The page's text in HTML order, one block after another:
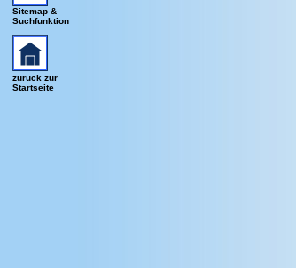
Sitemap &
Suchfunktion
zurück zur
Startseite